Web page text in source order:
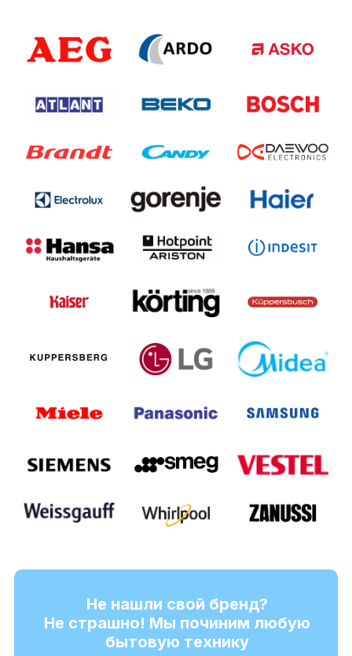
Не нашли свой бренд?
Не страшно! Мы починим любую
бытовую технику